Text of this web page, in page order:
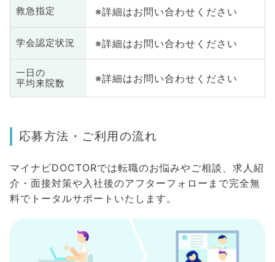
救急指定 ※詳細はお問い合わせください
学会認定状況 ※詳細はお問い合わせください
一日の
平均来院数
※詳細はお問い合わせください
応募方法・ご利用の流れ
マイナビDOCTORでは転職のお悩みやご相談、求人紹
介・面接対策や入社後のアフターフォローまで完全無
料でトータルサポートいたします。